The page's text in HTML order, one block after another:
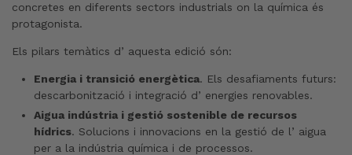
concretes en diferents sectors industrials on la química és
protagonista.
Els pilars temàtics d’ aquesta edició són:
Energia i transició energètica. Els desafiaments futurs:
descarbonització i integració d’ energies renovables.
Aigua indústria i gestió sostenible de recursos
hídrics. Solucions i innovacions en la gestió de l’ aigua
per a la indústria química i de processos.